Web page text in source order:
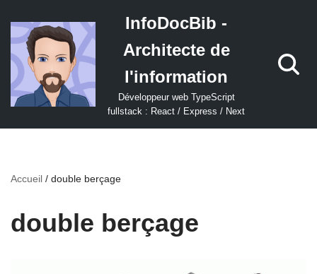
Aller
au
contenu
InfoDocBib -
Architecte de
l'information
Développeur web TypeScript
fullstack : React / Express / Next
Accueil / double berçage
double berçage